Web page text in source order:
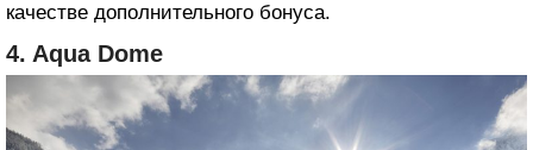
качестве дополнительного бонуса.
4. Aqua Dome